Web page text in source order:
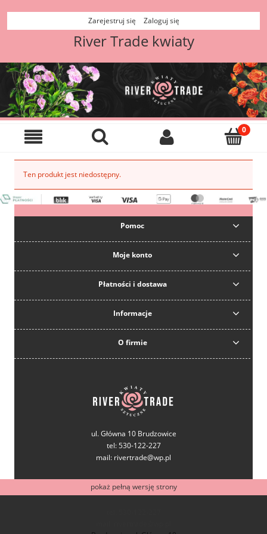
Zarejestruj się Zaloguj się
River Trade kwiaty
Ten produkt jest niedostępny.
Pomoc
Moje konto
Płatności i dostawa
Informacje
O firmie
ul. Główna 10 Brudzowice
tel: 530-122-227
mail: rivertrade@wp.pl
pokaż pełną wersję strony